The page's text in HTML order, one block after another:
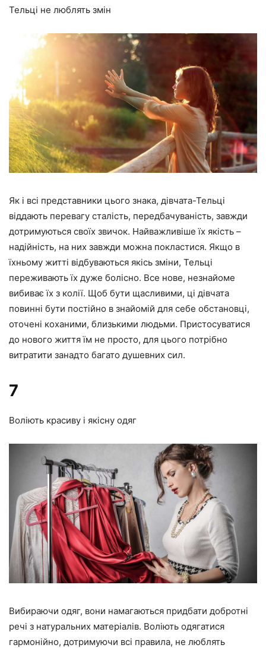
Тельці не люблять змін
Як і всі представники цього знака, дівчата-Тельці
віддають перевагу сталість, передбачуваність, завжди
дотримуються своїх звичок. Найважливіше їх якість –
надійність, на них завжди можна покластися. Якщо в
їхньому житті відбуваються якісь зміни, Тельці
переживають їх дуже болісно. Все нове, незнайоме
вибиває їх з колії. Щоб бути щасливими, ці дівчата
повинні бути постійно в знайомій для себе обстановці,
оточені коханими, близькими людьми. Пристосуватися
до нового життя їм не просто, для цього потрібно
витратити занадто багато душевних сил.
7
Воліють красиву і якісну одяг
Вибираючи одяг, вони намагаються придбати добротні
речі з натуральних матеріалів. Воліють одягатися
гармонійно, дотримуючи всі правила, не люблять